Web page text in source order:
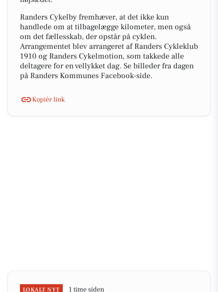
Randers Cykelby fremhæver, at det ikke kun
handlede om at tilbagelægge kilometer, men også
om det fællesskab, der opstår på cyklen.
Arrangementet blev arrangeret af Randers Cykleklub
1910 og Randers Cykelmotion, som takkede alle
deltagere for en vellykket dag. Se billeder fra dagen
på Randers Kommunes Facebook-side.
Kopiér link
LOKALT NYT 1 time siden